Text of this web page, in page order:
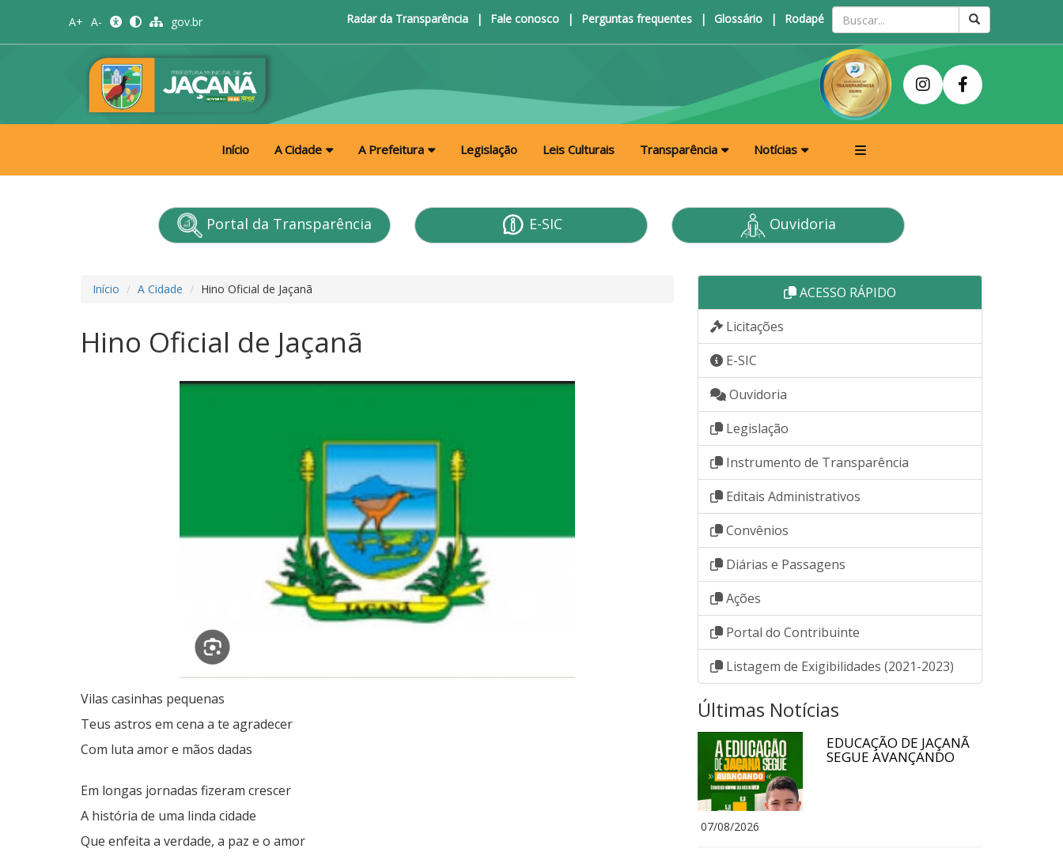
A+ A- gov.br Radar da Transparência | Fale conosco | Perguntas frequentes | Glossário | Rodapé
Início A Cidade A Prefeitura Legislação Leis Culturais Transparência Notícias
Portal da Transparência E-SIC Ouvidoria
Início A Cidade Hino Oficial de Jaçanã
Hino Oficial de Jaçanã
Vilas casinhas pequenas
Teus astros em cena a te agradecer
Com luta amor e mãos dadas
Em longas jornadas fizeram crescer
A história de uma linda cidade
Que enfeita a verdade, a paz e o amor
ACESSO RÁPIDO
Licitações
E-SIC
Ouvidoria
Legislação
Instrumento de Transparência
Editais Administrativos
Convênios
Diárias e Passagens
Ações
Portal do Contribuinte
Listagem de Exigibilidades (2021-2023)
Últimas Notícias
EDUCAÇÃO DE JAÇANÃ
SEGUE AVANÇANDO
07/08/2026